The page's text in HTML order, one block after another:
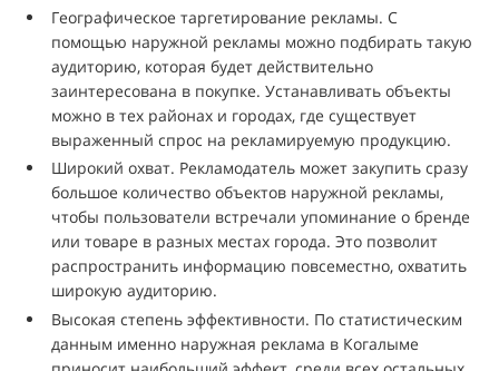
Географическое таргетирование рекламы. С
помощью наружной рекламы можно подбирать такую
аудиторию, которая будет действительно
заинтересована в покупке. Устанавливать объекты
можно в тех районах и городах, где существует
выраженный спрос на рекламируемую продукцию.
Широкий охват. Рекламодатель может закупить сразу
большое количество объектов наружной рекламы,
чтобы пользователи встречали упоминание о бренде
или товаре в разных местах города. Это позволит
распространить информацию повсеместно, охватить
широкую аудиторию.
Высокая степень эффективности. По статистическим
данным именно наружная реклама в Когалыме